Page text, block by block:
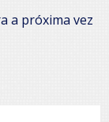
a próxima vez